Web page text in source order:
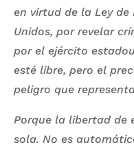
en virtud de la Ley de
Unidos, por revelar
por el ejército
esté libre, pero el
peligro que
Porque la libertad de
sola. No es